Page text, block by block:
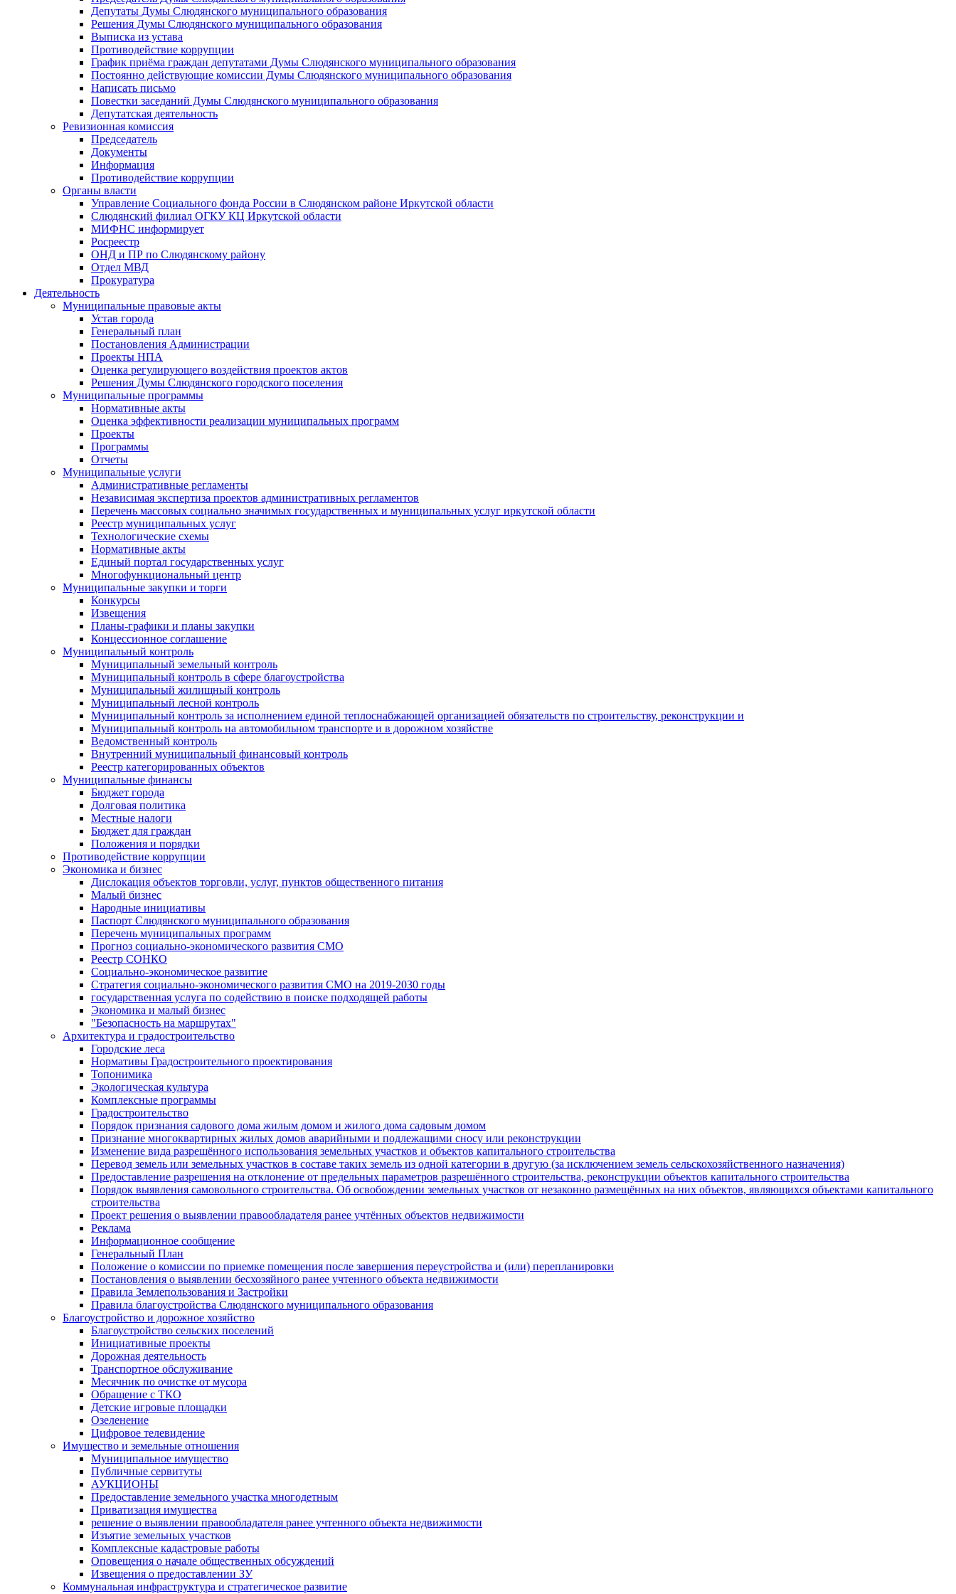
Депутаты Думы Слюдянского муниципального образования
Решения Думы Слюдянского муниципального образования
Выписка из устава
Противодействие коррупции
График приёма граждан депутатами Думы Слюдянского муниципального образования
Постоянно действующие комиссии Думы Слюдянского муниципального образования
Написать письмо
Повестки заседаний Думы Слюдянского муниципального образования
Депутатская деятельность
Ревизионная комиссия
Председатель
Документы
Информация
Противодействие коррупции
Органы власти
Управление Социального фонда России в Слюдянском районе Иркутской области
Слюдянский филиал ОГКУ КЦ Иркутской области
МИФНС информирует
Росреестр
ОНД и ПР по Слюдянскому району
Отдел МВД
Прокуратура
Деятельность
Муниципальные правовые акты
Устав города
Генеральный план
Постановления Администрации
Проекты НПА
Оценка регулирующего воздействия проектов актов
Решения Думы Слюдянского городского поселения
Муниципальные программы
Нормативные акты
Оценка эффективности реализации муниципальных программ
Проекты
Программы
Отчеты
Муниципальные услуги
Административные регламенты
Независимая экспертиза проектов административных регламентов
Перечень массовых социально значимых государственных и муниципальных услуг иркутской области
Реестр муниципальных услуг
Технологические схемы
Нормативные акты
Единый портал государственных услуг
Многофункциональный центр
Муниципальные закупки и торги
Конкурсы
Извещения
Планы-графики и планы закупки
Концессионное соглашение
Муниципальный контроль
Муниципальный земельный контроль
Муниципальный контроль в сфере благоустройства
Муниципальный жилищный контроль
Муниципальный лесной контроль
Муниципальный контроль за исполнением единой теплоснабжающей организацией обязательств по строительству, реконструкции и
Муниципальный контроль на автомобильном транспорте и в дорожном хозяйстве
Ведомственный контроль
Внутренний муниципальный финансовый контроль
Реестр категорированных объектов
Муниципальные финансы
Бюджет города
Долговая политика
Местные налоги
Бюджет для граждан
Положения и порядки
Противодействие коррупции
Экономика и бизнес
Дислокация объектов торговли, услуг, пунктов общественного питания
Малый бизнес
Народные инициативы
Паспорт Слюдянского муниципального образования
Перечень муниципальных программ
Прогноз социально-экономического развития СМО
Реестр СОНКО
Социально-экономическое развитие
Стратегия социально-экономического развития СМО на 2019-2030 годы
государственная услуга по содействию в поиске подходящей работы
Экономика и малый бизнес
"Безопасность на маршрутах"
Архитектура и градостроительство
Городские леса
Нормативы Градостроительного проектирования
Топонимика
Экологическая культура
Комплексные программы
Градостроительство
Порядок признания садового дома жилым домом и жилого дома садовым домом
Признание многоквартирных жилых домов аварийными и подлежащими сносу или реконструкции
Изменение вида разрешённого использования земельных участков и объектов капитального строительства
Перевод земель или земельных участков в составе таких земель из одной категории в другую (за исключением земель сельскохозяйственного назначения)
Предоставление разрешения на отклонение от предельных параметров разрешённого строительства, реконструкции объектов капитального строительства
Порядок выявления самовольного строительства. Об освобождении земельных участков от незаконно размещённых на них объектов, являющихся объектами капитального
строительства
Проект решения о выявлении правообладателя ранее учтённых объектов недвижимости
Реклама
Информационное сообщение
Генеральный План
Положение о комиссии по приемке помещения после завершения переустройства и (или) перепланировки
Постановления о выявлении бесхозяйного ранее учтенного объекта недвижимости
Правила Землепользования и Застройки
Правила благоустройства Слюдянского муниципального образования
Благоустройство и дорожное хозяйство
Благоустройство сельских поселений
Инициативные проекты
Дорожная деятельность
Транспортное обслуживание
Месячник по очистке от мусора
Обращение с ТКО
Детские игровые площадки
Озеленение
Цифровое телевидение
Имущество и земельные отношения
Муниципальное имущество
Публичные сервитуты
АУКЦИОНЫ
Предоставление земельного участка многодетным
Приватизация имущества
решение о выявлении правообладателя ранее учтенного объекта недвижимости
Изъятие земельных участков
Комплексные кадастровые работы
Оповещения о начале общественных обсуждений
Извещения о предоставлении ЗУ
Коммунальная инфраструктура и стратегическое развитие